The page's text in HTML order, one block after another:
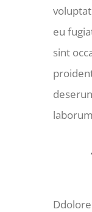
eu
sint